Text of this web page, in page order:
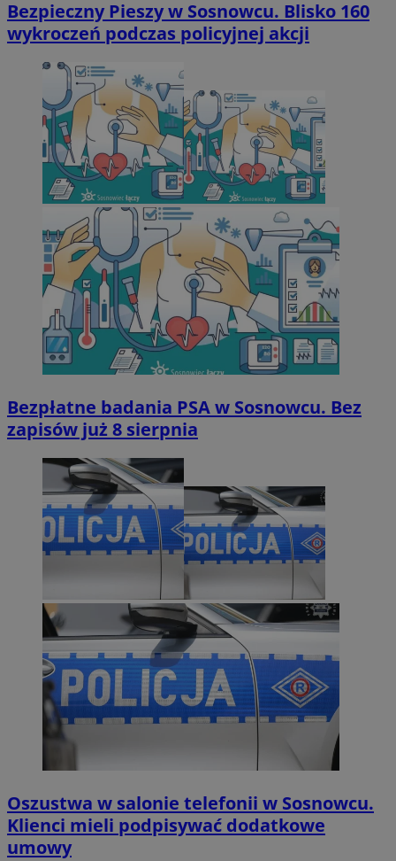
Bezpieczny Pieszy w Sosnowcu. Blisko 160
wykroczeń podczas policyjnej akcji
Bezpłatne badania PSA w Sosnowcu. Bez
zapisów już 8 sierpnia
Oszustwa w salonie telefonii w Sosnowcu.
Klienci mieli podpisywać dodatkowe
umowy